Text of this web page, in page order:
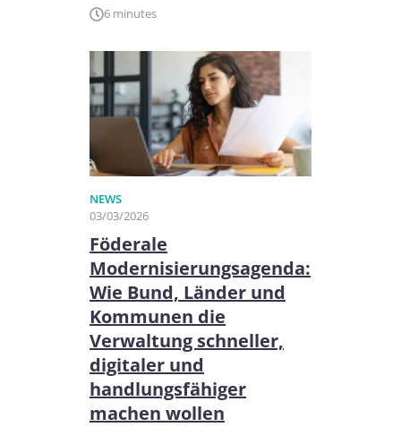
6 minutes
NEWS
03/03/2026
Föderale
Modernisierungsagenda:
Wie Bund, Länder und
Kommunen die
Verwaltung schneller,
digitaler und
handlungsfähiger
machen wollen